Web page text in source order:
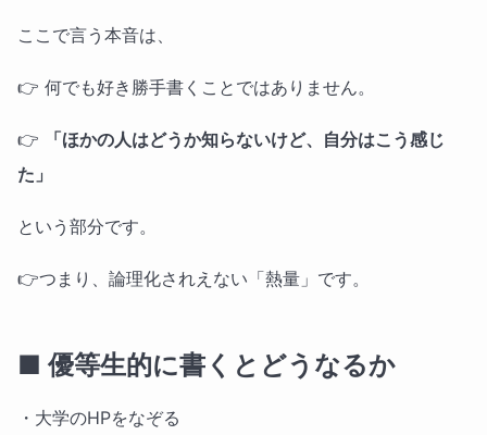
ここで言う本音は、
👉 何でも好き勝手書くことではありません。
👉
「ほかの人はどうか知らないけど、自分はこう感じ
た」
という部分です。
👉つまり、論理化されえない「熱量」です。
■ 優等生的に書くとどうなるか
・大学のHPをなぞる